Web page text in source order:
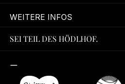
WEITERE INFOS
SEI TEIL DES HÖDLHOF.